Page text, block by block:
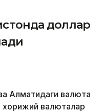
доллар
Алматидаги валюта
валюталар